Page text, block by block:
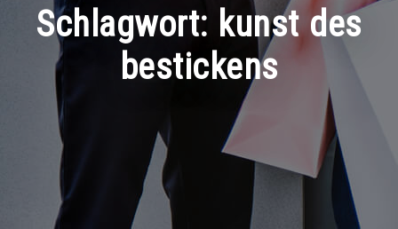
Schlagwort: kunst des
bestickens